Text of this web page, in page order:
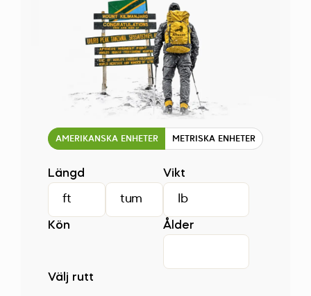
AMERIKANSKA ENHETER METRISKA ENHETER
Längd Vikt
Kön Ålder
Välj rutt